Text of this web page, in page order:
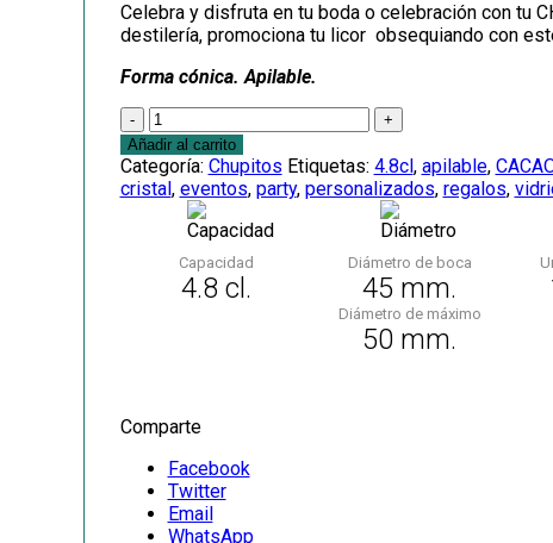
Celebra y disfruta en tu boda o celebración con tu
destilería, promociona tu licor obsequiando con
Forma cónica. Apilable.
Cantidad
Añadir al carrito
Categoría: Chupitos Etiquetas: 4.8cl , apilable,
cristal , eventos, party, personalizados, regalos,
Capacidad
4.8 cl.
Diámetro de boca
45 mm.
Diámetro de máximo
50 mm.
Comparte
Facebook
Twitter
Email
WhatsApp